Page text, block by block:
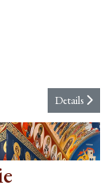
Details